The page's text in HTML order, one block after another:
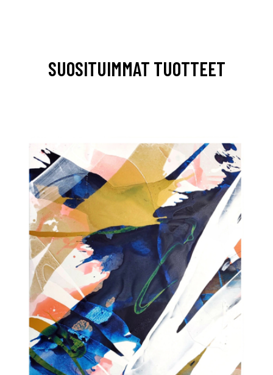
SUOSITUIMMAT TUOTTEET